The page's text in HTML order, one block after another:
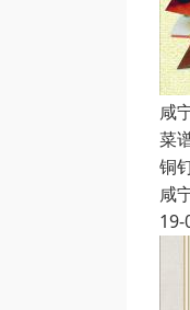
咸
菜
铜
咸
19-